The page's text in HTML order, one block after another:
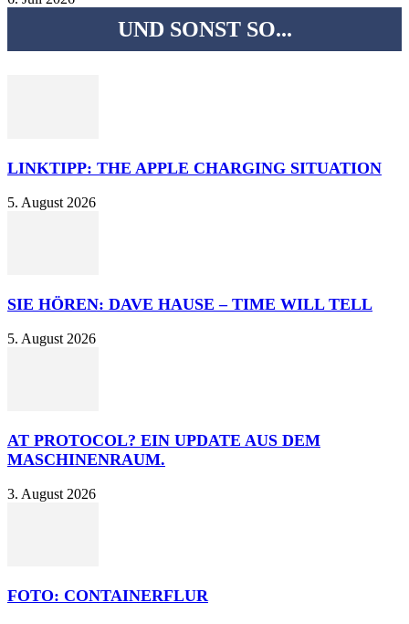
UND SONST SO...
LINKTIPP: THE APPLE CHARGING SITUATION
5. August 2026
SIE HÖREN: DAVE HAUSE – TIME WILL TELL
5. August 2026
AT PROTOCOL? EIN UPDATE AUS DEM
MASCHINENRAUM.
3. August 2026
FOTO: CONTAINERFLUR